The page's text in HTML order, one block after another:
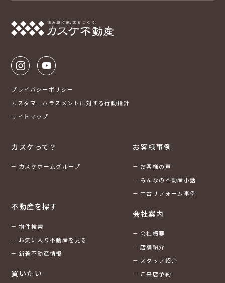
プライバシーポリシー
カスタマーハラスメントに対する行動指針
サイトマップ
カスケって？
カスケホームグループ
不動産を探す
物件検索
お気に入り不動産を見る
新着不動産情報
買いたい
お客様事例
お客様の声
みんなの不動産小話
中古リフォーム事例
会社案内
会社概要
店舗紹介
スタッフ紹介
ご来店予約